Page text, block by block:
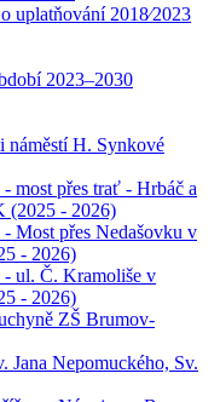
uplatňování 2018⁄2023
2023–2030
náměstí H. Synkové
most přes trať - Hrbáč a
(2025 - 2026)
Most přes Nedašovku v
- 2026)
ul. Č. Kramoliše v
- 2026)
ZŠ Brumov-
Jana Nepomuckého, Sv.